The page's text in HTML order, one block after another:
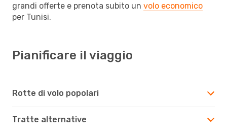
grandi offerte e prenota subito un volo economico
per Tunisi.
Pianificare il viaggio
Rotte di volo popolari
Tratte alternative